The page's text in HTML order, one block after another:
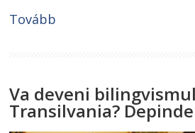
Tovább
Va deveni
Transilvania?